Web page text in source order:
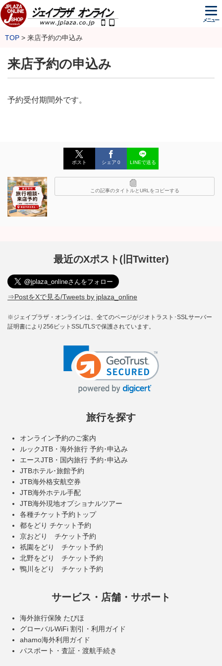
メニュー
TOP 来店予約の申込み
来店予約の申込み
予約受付期間外です。
ポスト シェア 0 LINEで送る
この記事のタイトルとURLをコピーする
最近のXポスト(旧Twitter)
⇒PostをXで見る/Tweets by jplaza_online
※ジェイプラザ・オンラインは、全てのページがジオトラスト･SSLサーバー
証明書により256ビットSSL/TLSで保護されています。
旅行を探す
オンライン予約のご案内
ルックJTB・海外旅行 予約･申込み
エースJTB・国内旅行 予約･申込み
JTBホテル･旅館予約
JTB海外格安航空券
JTB海外ホテル手配
JTB海外現地オプショナルツアー
各種チケット予約トップ
都をどり チケット予約
京おどり チケット予約
祇園をどり チケット予約
北野をどり チケット予約
鴨川をどり チケット予約
サービス・店舗・サポート
海外旅行保険 たびほ
グローバルWiFi 割引・利用ガイド
ahamo海外利用ガイド
パスポート・査証・渡航手続き